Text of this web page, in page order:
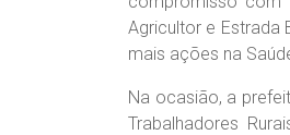
Agricultor e Estrada
mais ações na
Na ocasião, a
Trabalhadores